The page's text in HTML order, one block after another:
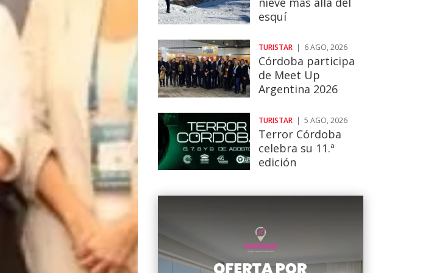
esquí
TURISTAR | 6 AGO, 2026
Córdoba participa
de Meet Up
Argentina 2026
TURISTAR | 5 AGO, 2026
Terror Córdoba
celebra su 11.ª
edición